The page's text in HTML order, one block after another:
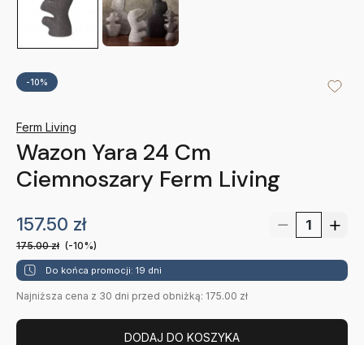
-10%
Ferm Living
Wazon Yara 24 Cm
Ciemnoszary Ferm Living
157.50 zł
175.00zł (-10%)
Do końca promocji: 19 dni
Najniższa cena z 30 dni przed obniżką: 175.00 zł
DODAJ DO KOSZYKA